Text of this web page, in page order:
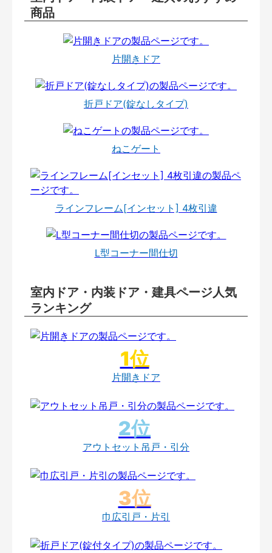
商品
片開きドア
折戸ドア(錠なしタイプ)
ねこゲート
ラインフレーム[インセット] 4枚引違
L型コーナー間仕切
室内ドア・内装ドア・建具ページ人気
ランキング
片開きドア
アウトセット吊戸・引分
巾広引戸・片引